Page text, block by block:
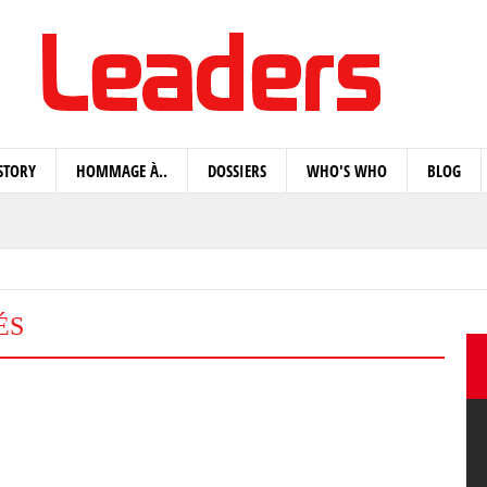
HOMMAGE À.. DOSSIERS WHO'S WHO BLOG